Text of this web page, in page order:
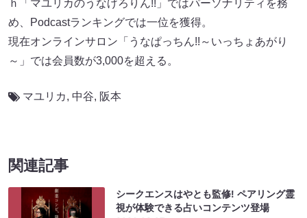
ｈ「マユリカのうなげろりん!!」ではパーソナリティを務
め、Podcastランキングでは一位を獲得。
現在オンラインサロン「うなぱっちん!!～いっちょあがり
～」では会員数が3,000を超える。
マユリカ, 中谷, 阪本
関連記事
シークエンスはやとも監修! ペアリング霊
視が体験できる占いコンテンツ登場